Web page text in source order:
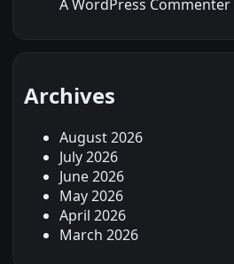
A WordPress Commenter
Archives
August 2026
July 2026
June 2026
May 2026
April 2026
March 2026